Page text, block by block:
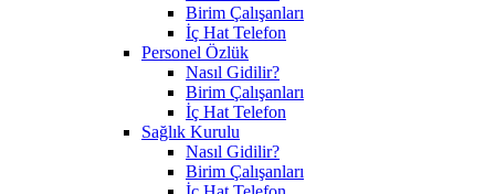
Birim Çalışanları
İç Hat Telefon
Personel Özlük
Nasıl Gidilir?
Birim Çalışanları
İç Hat Telefon
Sağlık Kurulu
Nasıl Gidilir?
Birim Çalışanları